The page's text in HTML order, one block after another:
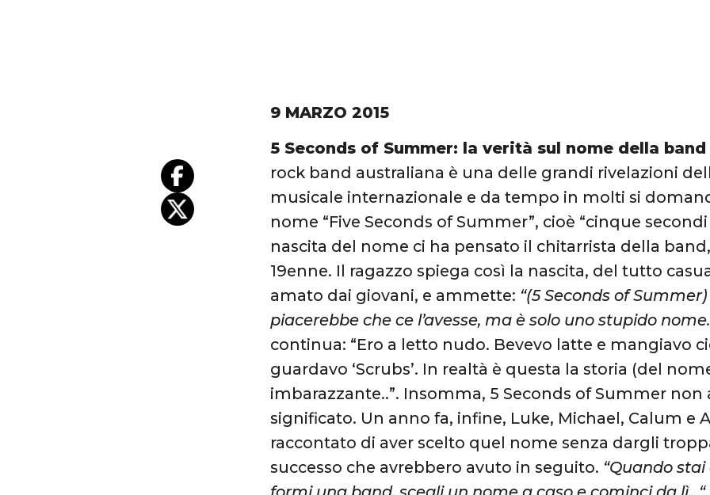
9 MARZO 2015
5 Seconds of Summer: la verità sul nome della
rock band australiana è una delle grandi rivelazioni
musicale internazionale e da tempo in molti si
nome “Five Seconds of Summer”, cioè “cinque secondi
nascita del nome ci ha pensato il chitarrista della
19enne. Il ragazzo spiega così la nascita, del tutto
amato dai giovani, e ammette: “(5 Seconds of
piacerebbe che ce l’avesse, ma è solo uno stupido nome.
continua: “Ero a letto nudo. Bevevo latte e mangiavo
guardavo ‘Scrubs’. In realtà è questa la storia (del
imbarazzante..”. Insomma, 5 Seconds of Summer non
significato. Un anno fa, infine, Luke, Michael, Calum e
raccontato di aver scelto quel nome senza dargli
successo che avrebbero avuto in seguito. “Quando